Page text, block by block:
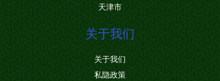
天津市
关于我们
关于我们
私隐政策